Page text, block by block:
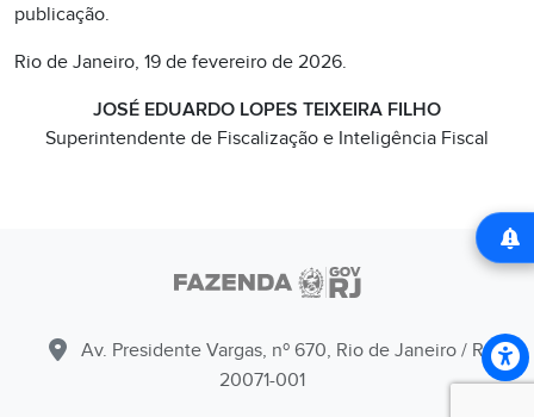
publicação.
Rio de Janeiro, 19 de fevereiro de 2026.
JOSÉ EDUARDO LOPES TEIXEIRA FILHO
Superintendente de Fiscalização e Inteligência Fiscal
Av. Presidente Vargas, nº 670, Rio de Janeiro / RJ -
20071-001